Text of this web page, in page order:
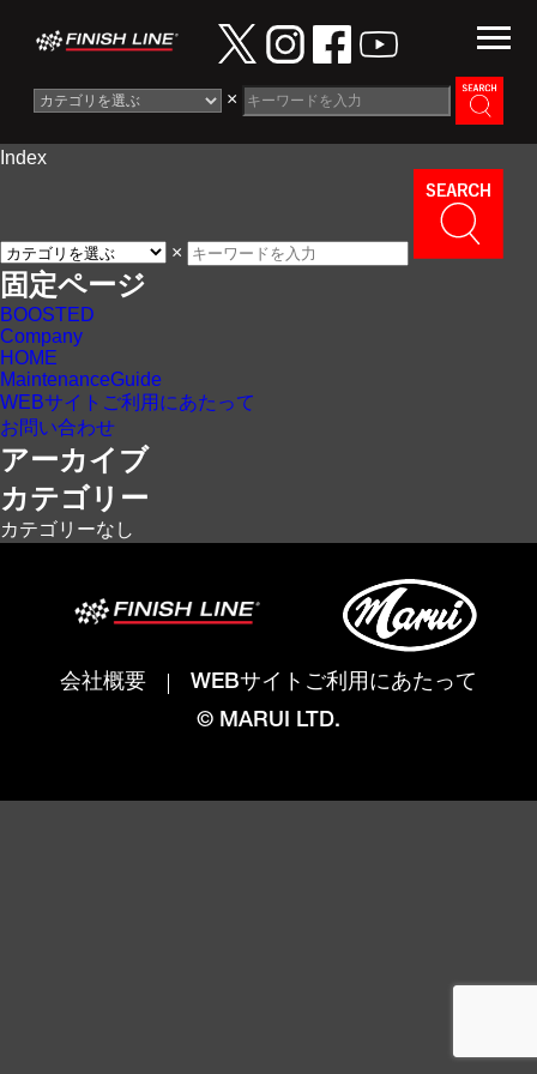
×
Information
Maintenance Guide
Contact
Index
×
固定ページ
BOOSTED
Company
HOME
MaintenanceGuide
WEBサイトご利用にあたって
お問い合わせ
アーカイブ
カテゴリー
カテゴリーなし
会社概要
WEBサイトご利用にあたって
© MARUI LTD.